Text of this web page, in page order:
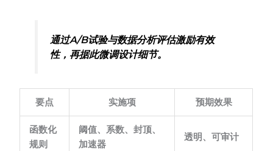
通过A/B试验与数据分析评估激励有效
性，再据此微调设计细节。
要点 实施项 预期效果
函数化
规则
阈值、系数、封顶、
加速器
透明、可审计